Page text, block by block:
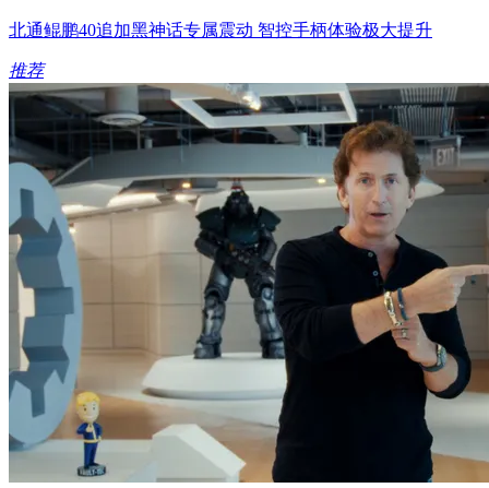
北通鲲鹏40追加黑神话专属震动 智控手柄体验极大提升
推荐